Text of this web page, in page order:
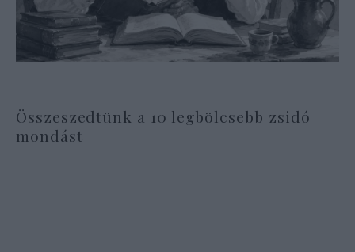
Összeszedtünk a 10 legbölcsebb zsidó
mondást